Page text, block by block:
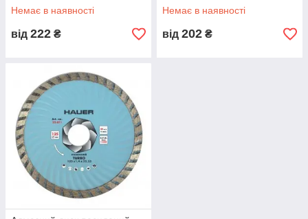
Немає в наявності
від 222 ₴
Немає в наявності
від 202 ₴